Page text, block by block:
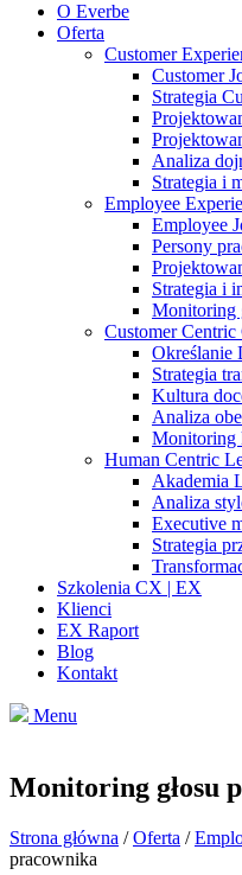
O Everbe
Oferta
Customer
Customer
Strategia
Analiza
Strategia i
Employee
Employee
Persony
Strategia i
Monitoring
Customer Centric
Określanie
Strategia
Kultura
Analiza
Monitoring
Human Centric
Akademia
Analiza
Executive
Strategia
Szkolenia CX | EX
Klienci
EX Raport
Blog
Kontakt
Menu
Monitoring głosu
Strona główna / Oferta /
pracownika